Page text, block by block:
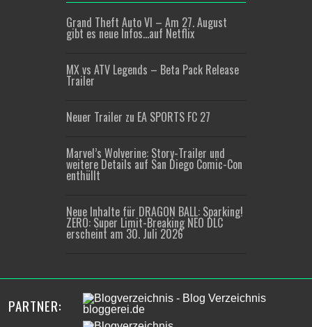
Grand Theft Auto VI – Am 27. August
gibt es neue Infos…auf Netflix
MX vs ATV Legends – Beta Pack Release
Trailer
Neuer Trailer zu EA SPORTS FC 27
Marvel’s Wolverine: Story-Trailer und
weitere Details auf San Diego Comic-Con
enthüllt
Neue Inhalte für DRAGON BALL: Sparking!
ZERO: Super Limit-Breaking NEO DLC
erscheint am 30. Juli 2026
PARTNER: